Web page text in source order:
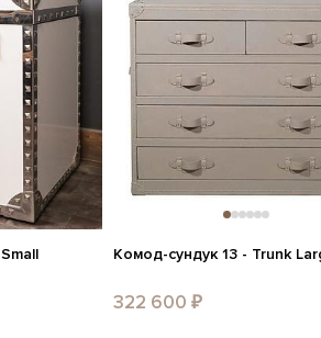
Комод-сундук 13 - Trunk
322 600 ₽